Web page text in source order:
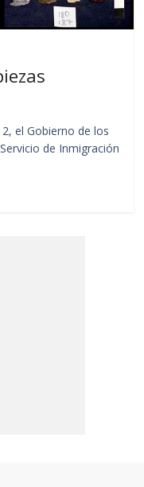
el Gobierno de los
de Inmigración